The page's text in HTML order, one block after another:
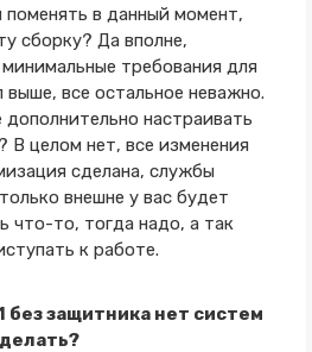
в данный момент,
сборку? Да вполне,
требования для
выше, все остальное неважно.
настраивать
В целом нет, все изменения
сделана, службы
внешне у вас будет
что-то, тогда надо, а так
к работе.
без защитника нет систем